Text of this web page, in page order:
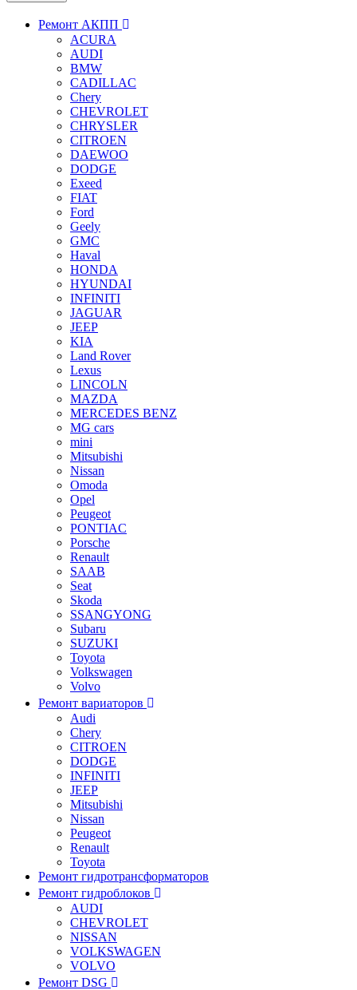
Ремонт АКПП
ACURA
AUDI
BMW
CADILLAC
Chery
CHEVROLET
CHRYSLER
CITROEN
DAEWOO
DODGE
Exeed
FIAT
Ford
Geely
GMC
Haval
HONDA
HYUNDAI
INFINITI
JAGUAR
JEEP
KIA
Land Rover
Lexus
LINCOLN
MAZDA
MERCEDES BENZ
MG cars
mini
Mitsubishi
Nissan
Omoda
Opel
Peugeot
PONTIAC
Porsche
Renault
SAAB
Seat
Skoda
SSANGYONG
Subaru
SUZUKI
Toyota
Volkswagen
Volvo
Ремонт вариаторов
Audi
Chery
CITROEN
DODGE
INFINITI
JEEP
Mitsubishi
Nissan
Peugeot
Renault
Toyota
Ремонт гидротрансформаторов
Ремонт гидроблоков
AUDI
CHEVROLET
NISSAN
VOLKSWAGEN
VOLVO
Ремонт DSG